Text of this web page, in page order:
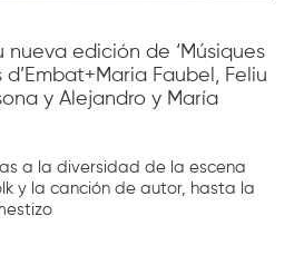
nueva edición de ‘Músiques
d’Embat+Maria Faubel, Feliu
y Alejandro y María
a la diversidad de la escena
y la canción de autor, hasta la